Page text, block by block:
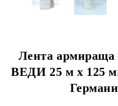
Лента армираща
ВЕДИ 25 м х 125